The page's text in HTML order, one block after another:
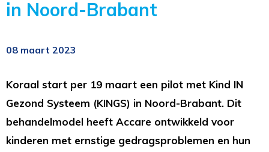
in Noord-Brabant
08 maart 2023
Koraal start per 19 maart een pilot met Kind IN
Gezond Systeem (KINGS) in Noord-Brabant. Dit
behandelmodel heeft Accare ontwikkeld voor
kinderen met ernstige gedragsproblemen en hun